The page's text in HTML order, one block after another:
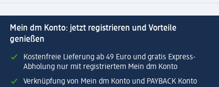
Mein dm Konto: jetzt registrieren und Vorteile
genießen
Kostenfreie Lieferung ab 49 Euro und gratis Express-
Abholung nur mit registriertem Mein dm Konto
Verknüpfung von Mein dm Konto und PAYBACK Konto